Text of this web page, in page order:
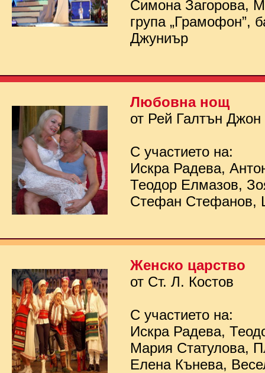
Симона Загорова,
група „Грамофон”,
Джуниър
Любовна нощ
от Рей Галтън Джон
С участието на:
Искра Радева,
Теодор Елмазов,
Стефан Стефанов,
Женско царство
от Ст. Л. Костов
С участието на:
Искра Радева,
Мария Статулова,
Елена Кънева,